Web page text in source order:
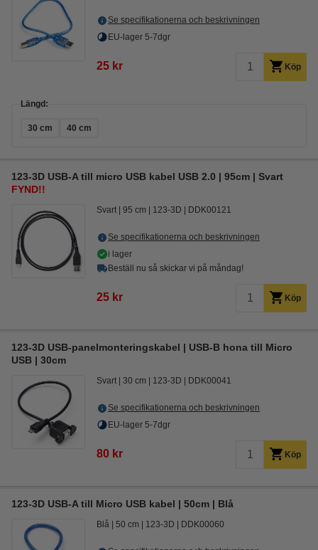
Se specifikationerna och beskrivningen
EU-lager 5-7dgr
25 kr Köp
Längd:
30 cm 40 cm
123-3D USB-A till micro USB kabel USB 2.0 | 95cm | Svart
FYND!!
Svart 95 cm 123-3D DDK00121
Se specifikationerna och beskrivningen
i lager
Beställ nu så skickar vi på måndag!
25 kr Köp
123-3D USB-panelmonteringskabel | USB-B hona till Micro
USB | 30cm
Svart 30 cm 123-3D DDK00041
Se specifikationerna och beskrivningen
EU-lager 5-7dgr
80 kr Köp
123-3D USB-A till Micro USB kabel | 50cm | Blå
Blå 50 cm 123-3D DDK00060